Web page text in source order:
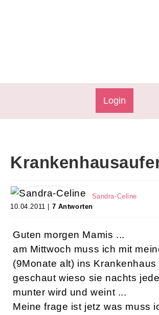
Login
Sandra-Celine
10.04.2011 | 7 Antworten
Guten morgen Mamis ...
am Mittwoch muss ich mit
(9Monate alt) ins Krankenhaus
geschaut wieso sie nachts
munter wird und weint ...
Meine frage ist jetz was muss